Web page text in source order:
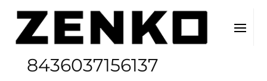
Inicio / EAN del producto / 8436037156137
8436037156137